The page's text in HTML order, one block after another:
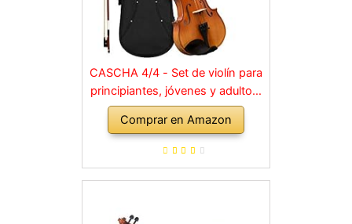
CASCHA 4/4 - Set de violín para
principiantes, jóvenes y adultos,
violín macizo con arco, colofonia,
cuerdas de repuesto, soporte
para hombro, maletín, abeto
Comprar en Amazon